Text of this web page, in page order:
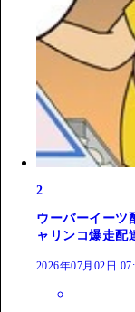
2
ウーバーイーツ
ャリンコ爆走配
2026年07月02日